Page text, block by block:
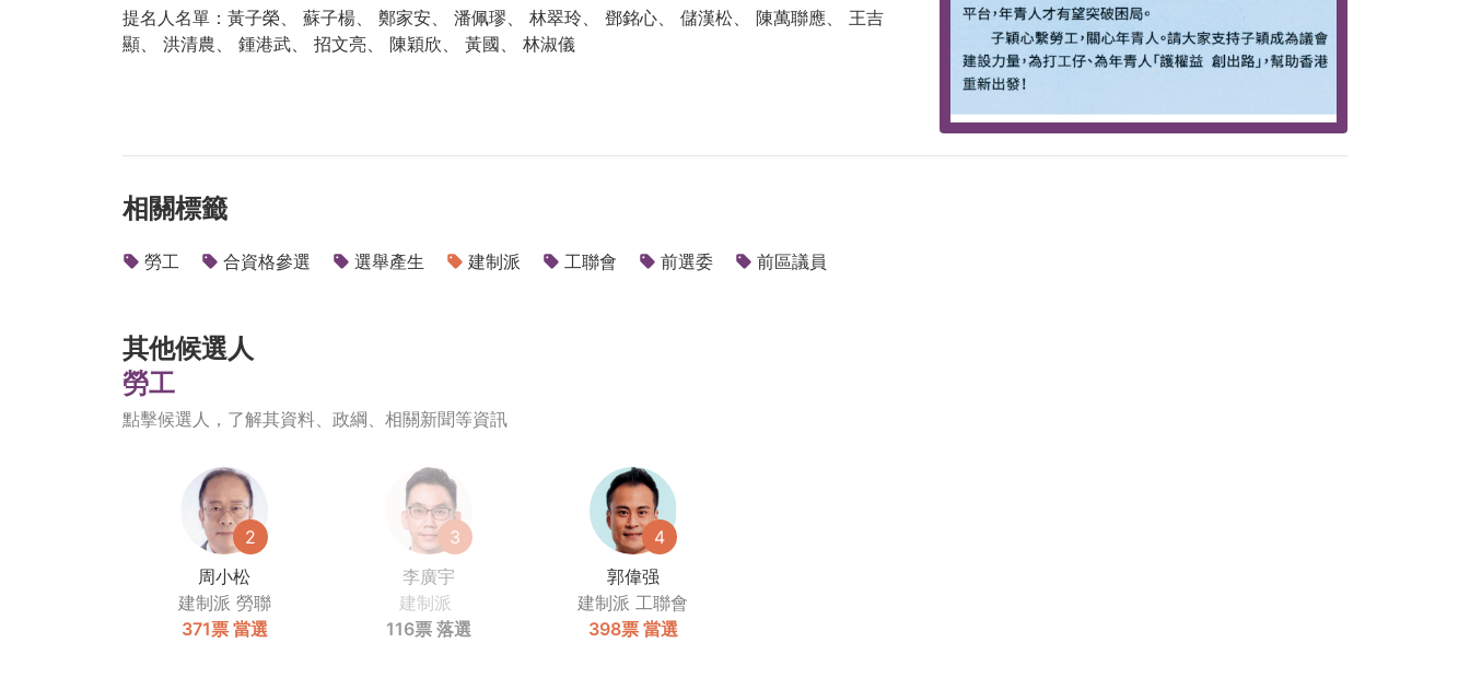
提名人名單：黃子榮、 蘇子楊、 鄭家安、 潘佩璆、 林翠玲、 鄧銘心、 儲漢松、 陳萬聯應、 王吉
顯、 洪清農、 鍾港武、 招文亮、 陳穎欣、 黃國、 林淑儀
相關標籤
勞工 合資格參選 選舉產生 建制派 工聯會 前選委 前區議員
其他候選人
勞工
點擊候選人，了解其資料、政綱、相關新聞等資訊
2
周小松
建制派 勞聯
371票 當選
3
李廣宇
建制派
116票 落選
4
郭偉强
建制派 工聯會
398票 當選